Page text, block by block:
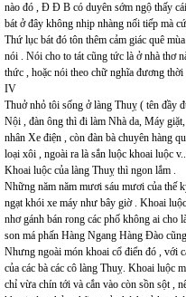
nào đó , Đ Đ B có duyên sớm ngộ thấy
bát ở đây không nhịp nhàng nối tiếp mà
Thứ lục bát đó tôn thêm cảm giác quê
nói . Nói cho to tát cũng tức là ở nhà thơ
thức , hoặc nói theo chữ nghĩa đương
IV
Thuở nhỏ tôi sống ở làng Thuỵ ( tên đầy
Nội , đàn ông thì đi làm Nhà da, Máy
nhân Xe điện , còn đàn bà chuyên hàng
loại xôi , ngoài ra là sắn luộc khoai luộc
Khoai luộc của làng Thuỵ thì ngon lắm .
Những năm năm mươi sáu mươi của thế
ngạt khói xe máy như bây giờ . Khoai
nhơ gánh bán rong các phố không ai cho
son má phấn Hàng Ngang Hàng Đào
Nhưng ngoài món khoai cổ điển đó , với
của các bà các cô làng Thuỵ. Khoai luộc
chỉ vừa chín tới và cắn vào còn sồn sột ,